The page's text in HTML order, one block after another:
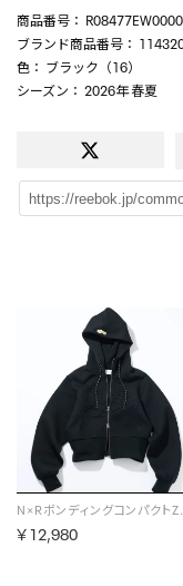
商品番号 ：
ブランド商品番号 ：
色 ： ブラック（16）
シーズン ： 2026年 春夏
N×RボンディングコンパクトZIP PK （ブラック）
￥12,980